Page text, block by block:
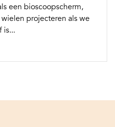
een bioscoopscherm,
projecteren als we
is...